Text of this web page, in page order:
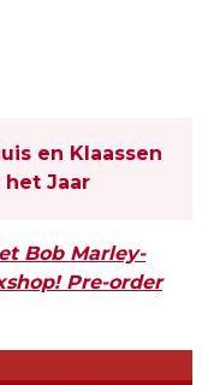
en Klaassen
het Jaar
Bob Marley-
Pre-order